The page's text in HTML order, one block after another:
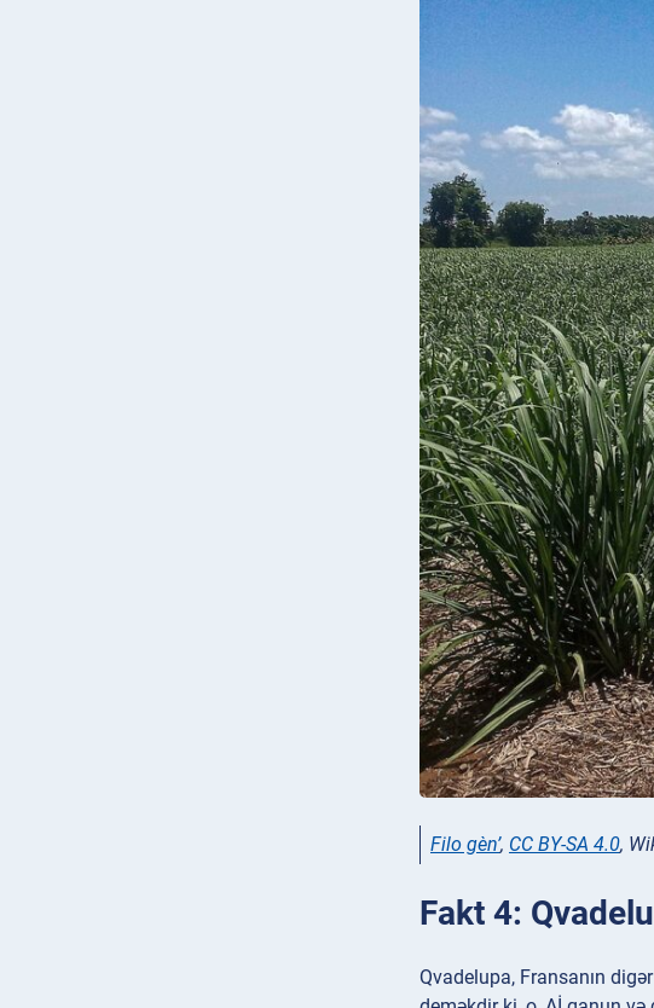
Filo gèn’, CC BY-SA 4.0,
Fakt 4:
Qvadelupa, Fransanın